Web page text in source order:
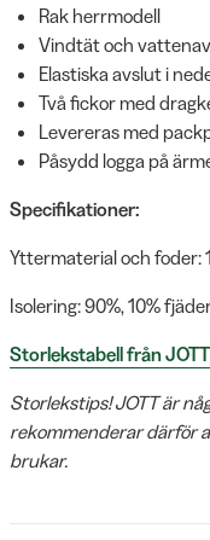
Rak herrmodell
Vindtät och
Elastiska avslut i
Två fickor med
Levereras med
Påsydd logga på
Specifikationer:
Yttermaterial och foder:
Isolering: 90%, 10%
Storlekstabell från
Storlekstips! JOTT är
rekommenderar därför
brukar.